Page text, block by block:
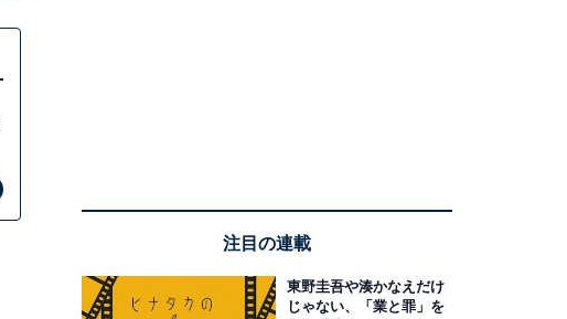
注目の連載
東野圭吾や湊かなえだけ
じゃない、「業と罪」を